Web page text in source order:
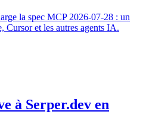
la spec MCP 2026-07-28 : un
Cursor et les autres agents IA.
à Serper.dev en